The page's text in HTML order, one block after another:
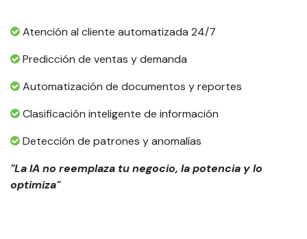
Atención al cliente automatizada 24/7
Predicción de ventas y demanda
Automatización de documentos y reportes
Clasificación inteligente de información
Detección de patrones y anomalías
"La IA no reemplaza tu negocio, la potencia y lo
optimiza"